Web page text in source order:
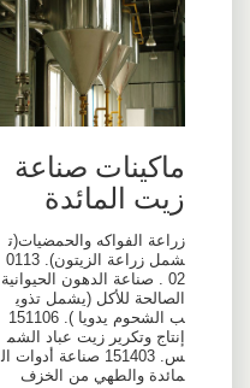
ماكينات صناعة
زيت المائدة
زراعة الفواكه والحمضيات(ت
شمل زراعة الزيتون). 0113
02 . صناعة الدهون الحيوانية
الصالحة للأكل (يشمل تذوي
ب الشحوم يدويا ). 151106
إنتاج وتكرير زيت عباد الشم
س. 151403 صناعة أدوات ال
مائدة والطهي من الخزف